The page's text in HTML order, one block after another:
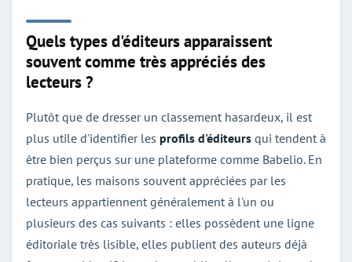
Quels types d'éditeurs apparaissent
souvent comme très appréciés des
lecteurs ?
Plutôt que de dresser un classement hasardeux, il est
plus utile d'identifier les profils d'éditeurs qui tendent à
être bien perçus sur une plateforme comme Babelio. En
pratique, les maisons souvent appréciées par les
lecteurs appartiennent généralement à l'un ou
plusieurs des cas suivants : elles possèdent une ligne
éditoriale très lisible, elles publient des auteurs déjà